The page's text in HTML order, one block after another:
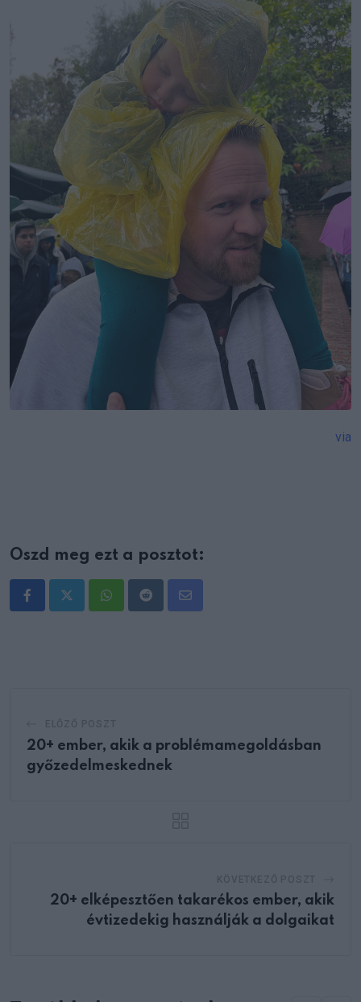
via
Oszd meg ezt a posztot:
WhatsappRedditShare
20+ ember, akik a problémamegoldásban
győzedelmeskednek
20+ elképesztően takarékos ember, akik
évtizedekig használják a dolgaikat